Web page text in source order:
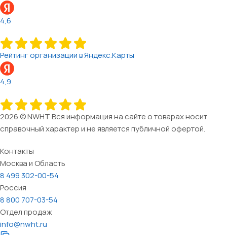
4,6
Рейтинг организации в Яндекс.Карты
4,9
2026 © NWHT Вся информация на сайте о товарах носит
справочный характер и не является публичной офертой.
Контакты
Москва и Область
8 499 302-00-54
Россия
8 800 707-03-54
Отдел продаж
info@nwht.ru